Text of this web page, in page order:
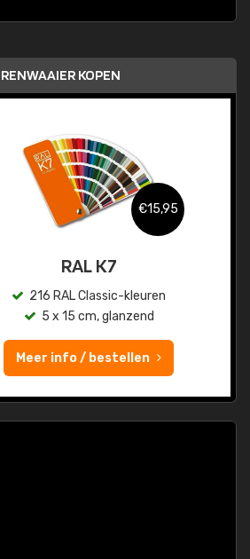
KOPEN
€15,95
RAL K7
216 RAL Classic-kleuren
5 x 15 cm, glanzend
Meer info / bestellen